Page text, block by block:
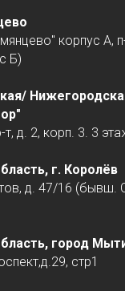
корпус А,
Б)
т, д. 2, корп. 3. 3
г. Королёв
д. 47/16 (бывш.
город
стр1